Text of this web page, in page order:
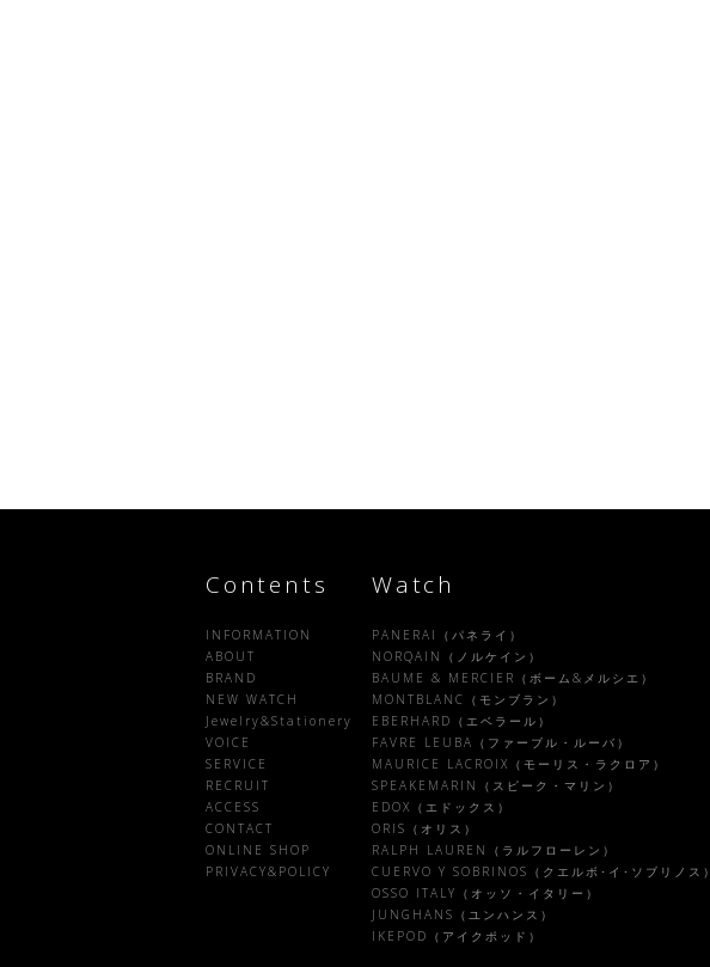
Contents
INFORMATION
ABOUT
BRAND
NEW WATCH
Jewelry&Stationery
VOICE
SERVICE
RECRUIT
ACCESS
CONTACT
ONLINE SHOP
PRIVACY&POLICY
Watch
PANERAI（パネライ）
NORQAIN（ノルケイン）
BAUME & MERCIER（ボーム&メルシエ）
MONTBLANC（モンブラン）
EBERHARD（エベラール）
FAVRE LEUBA（ファーブル・ルーバ）
MAURICE LACROIX（モーリス・ラクロア）
SPEAKEMARIN（スピーク・マリン）
EDOX（エドックス）
ORIS（オリス）
RALPH LAUREN（ラルフローレン）
CUERVO Y SOBRINOS（クエルボ･イ･ソブリノス）
OSSO ITALY（オッソ・イタリー）
JUNGHANS（ユンハンス）
IKEPOD（アイクポッド）